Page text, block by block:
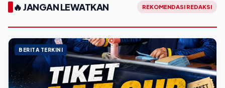
🔥 JANGAN LEWATKAN REKOMENDASI REDAKSI
BERITA TERKINI